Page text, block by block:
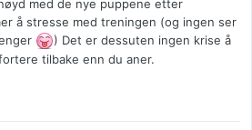
med de nye puppene etter
å stresse med treningen (og ingen ser
) Det er dessuten ingen krise å
tilbake enn du aner.